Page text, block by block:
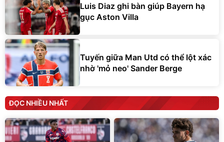
Luis Diaz ghi bàn giúp Bayern hạ
gục Aston Villa
Tuyến giữa Man Utd có thể lột xác
nhờ 'mỏ neo' Sander Berge
ĐỌC NHIỀU NHẤT